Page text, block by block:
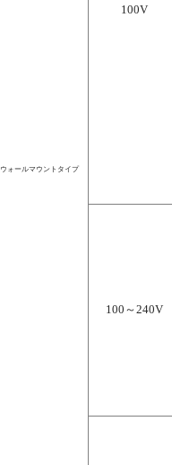
ウォールマウントタイプ
100V
100～240V